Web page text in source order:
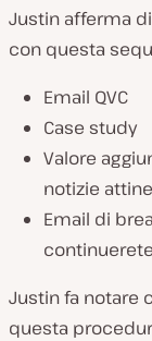
Justin afferma
con questa
Email QVC
Case study
Valore
notizie
Email di
Justin fa notare
questa